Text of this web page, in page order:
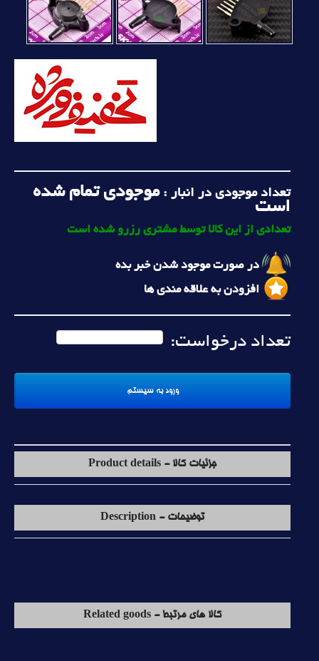
تعداد موجودی در انبار :موجودی تمام شده
است
تعدادی از این کالا توسط مشتری رزرو شده است
در صورت موجود شدن خبر بده
افزودن به علاقه مندی ها
تعداد درخواست:
جزئیات کالا - Product details
توضیحات - Description
کالا های مرتبط - Related goods